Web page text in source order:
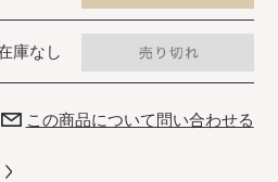
庫なし
この商品について問い合わせる